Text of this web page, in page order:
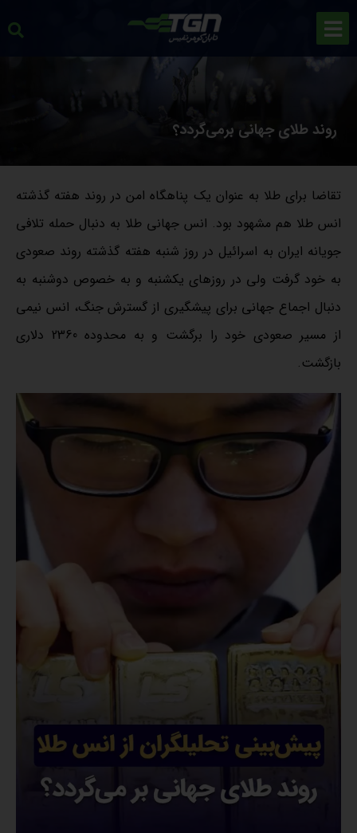
روند طلای جهانی برمی‌گردد؟
تقاضا برای طلا به عنوان یک پناهگاه امن در روند هفته گذشته
انس طلا هم مشهود بود. انس جهانی طلا به دنبال حمله تلافی
جویانه ایران به اسرائیل در روز شنبه هفته گذشته روند صعودی
به خود گرفت ولی در روزهای یکشنبه و به خصوص دوشنبه به
دنبال اجماع جهانی برای پیشگیری از گسترش جنگ، انس نیمی
از مسیر صعودی خود را برگشت و به محدوده 2360 دلاری
بازگشت.